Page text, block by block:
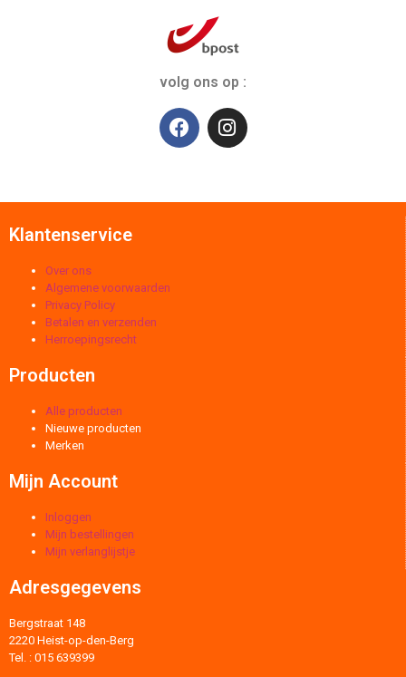
volg ons op :
Klantenservice
Over ons
Algemene voorwaarden
Privacy Policy
Betalen en verzenden
Herroepingsrecht
Producten
Alle producten
Nieuwe producten
Merken
Mijn Account
Inloggen
Mijn bestellingen
Mijn verlanglijstje
Adresgegevens
Bergstraat 148
2220 Heist-op-den-Berg
Tel. : 015 639399